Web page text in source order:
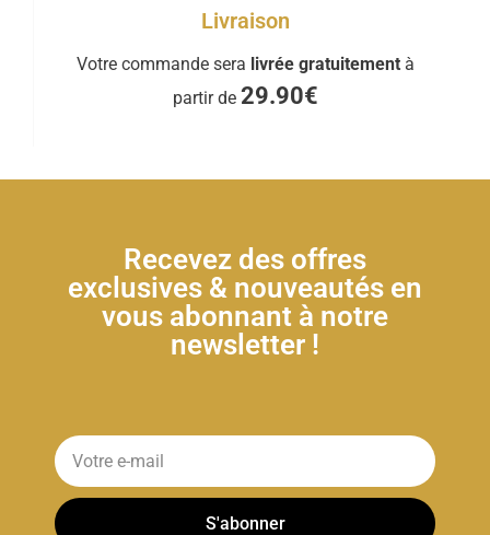
Livraison
Votre commande sera livrée gratuitement à
partir de 29.90€
Recevez des offres
exclusives & nouveautés en
vous abonnant à notre
newsletter !
S'abonner